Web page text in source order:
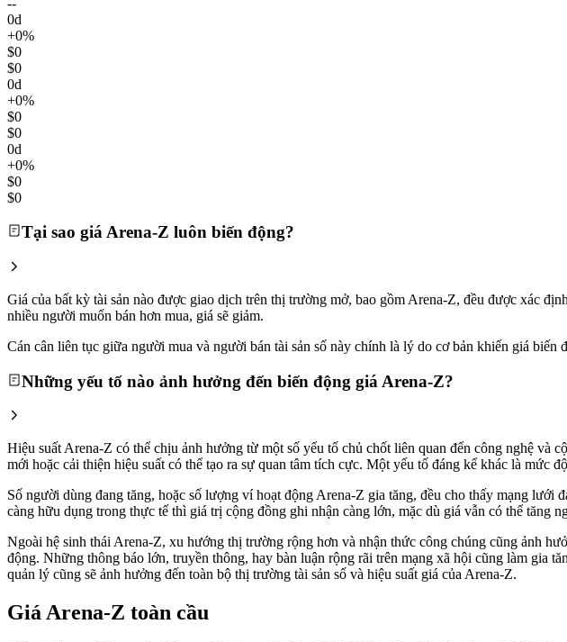
0d
+0%
$0
$0
0d
+0%
$0
$0
0d
+0%
$0
$0
Tại sao giá Arena-Z luôn biến động?
Giá của bất kỳ tài sản nào được giao dịch trên thị trường mở, bao gồm Arena-Z, đều được xác
nhiều người muốn bán hơn mua, giá sẽ giảm.
Cán cân liên tục giữa người mua và người bán tài sản số này chính là lý do cơ bản khiến giá
Những yếu tố nào ảnh hưởng đến biến động giá Arena-Z?
Hiệu suất Arena-Z có thể chịu ảnh hưởng từ một số yếu tố chủ chốt liên quan đến công nghệ và
mới hoặc cải thiện hiệu suất có thể tạo ra sự quan tâm tích cực. Một yếu tố đáng kể khác là mức
Số người dùng đang tăng, hoặc số lượng ví hoạt động Arena-Z gia tăng, đều cho thấy mạng lưới
càng hữu dụng trong thực tế thì giá trị cộng đồng ghi nhận càng lớn, mặc dù giá vẫn có thể tăng
Ngoài hệ sinh thái Arena-Z, xu hướng thị trường rộng hơn và nhận thức công chúng cũng ảnh
động. Những thông báo lớn, truyền thông, hay bàn luận rộng rãi trên mạng xã hội cũng làm gia
quản lý cũng sẽ ảnh hưởng đến toàn bộ thị trường tài sản số và hiệu suất giá của Arena-Z.
Giá Arena-Z toàn cầu